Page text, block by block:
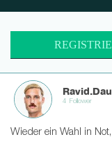
4 Follower
Wieder ein Wahl in